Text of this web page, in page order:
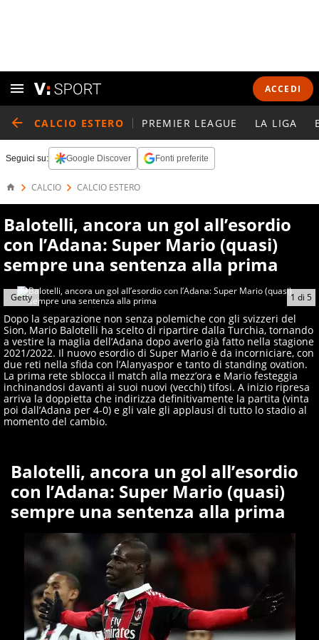
ACCEDI
CALCIO ESTERO PREMIER LEAGUE LA LIGA
Seguici su: Google Discover Fonti preferite
CALCIO CALCIO ESTERO
Balotelli, ancora un gol all’esordio
con l’Adana: Super Mario (quasi)
sempre una sentenza alla prima
1 di 5
Getty
Dopo la separazione non senza polemiche con gli svizzeri del
Sion, Mario Balotelli ha scelto di ripartire dalla Turchia, tornando
a vestire la maglia dell’Adana dopo averlo già fatto nella stagione
2021/2022. Il nuovo esordio di Super Mario è da incorniciare, con
due reti nella sfida con l’Alanyaspor e tanto di standing ovation.
La prima rete sblocca il match alla mezz’ora e Mario festeggia
inchinandosi davanti ai suoi nuovi (vecchi) tifosi. A inizio ripresa
arriva la doppietta che indirizza definitivamente la partita (vinta
poi dall’Adana per 4-0) e gli vale gli applausi di tutto lo stadio al
momento del cambio.
Balotelli, ancora un gol all’esordio
con l’Adana: Super Mario (quasi)
sempre una sentenza alla prima